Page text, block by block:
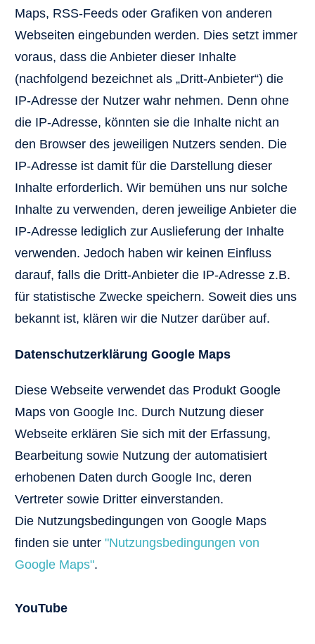
Maps, RSS-Feeds oder Grafiken von anderen
Webseiten eingebunden werden. Dies setzt immer
voraus, dass die Anbieter dieser Inhalte
(nachfolgend bezeichnet als „Dritt-Anbieter“) die
IP-Adresse der Nutzer wahr nehmen. Denn ohne
die IP-Adresse, könnten sie die Inhalte nicht an
den Browser des jeweiligen Nutzers senden. Die
IP-Adresse ist damit für die Darstellung dieser
Inhalte erforderlich. Wir bemühen uns nur solche
Inhalte zu verwenden, deren jeweilige Anbieter die
IP-Adresse lediglich zur Auslieferung der Inhalte
verwenden. Jedoch haben wir keinen Einfluss
darauf, falls die Dritt-Anbieter die IP-Adresse z.B.
für statistische Zwecke speichern. Soweit dies uns
bekannt ist, klären wir die Nutzer darüber auf.
Datenschutzerklärung Google Maps
Diese Webseite verwendet das Produkt Google
Maps von Google Inc. Durch Nutzung dieser
Webseite erklären Sie sich mit der Erfassung,
Bearbeitung sowie Nutzung der automatisiert
erhobenen Daten durch Google Inc, deren
Vertreter sowie Dritter einverstanden.
Die Nutzungsbedingungen von Google Maps
finden sie unter "Nutzungsbedingungen von
Google Maps".
YouTube